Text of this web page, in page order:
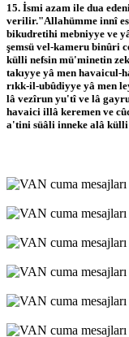
15. İsmi azam ile dua
verilir."Allahümme innî
bikudretihi mebniyye ve
şemsü vel-kameru binûri
külli nefsin mü'minetin
takıyye yâ men havaicul-
rıkk-il-ubûdiyye yâ men
lâ vezîrun yu'tî ve lâ
havaici illâ keremen ve
a'tini süâli inneke alâ